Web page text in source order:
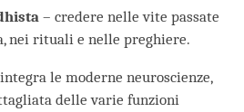
– credere nelle vite passate
nei rituali e nelle preghiere.
integra le moderne neuroscienze,
delle varie funzioni